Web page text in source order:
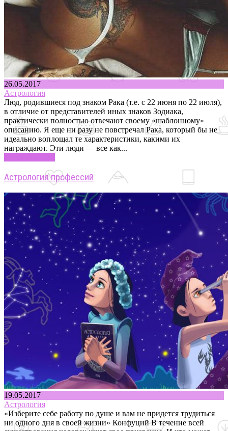
26.05.2017
Астрология
Люд, родившиеся под знаком Рака (т.е. с 22 июня по 22 июля),
в отличие от представителей иных знаков Зодиака,
практически полностью отвечают своему «шаблонному»
описанию. Я еще ни разу не повстречал Рака, который бы не
идеально воплощал те характеристики, какими их
награждают. Эти люди — все как...
Астрология профессий
19.05.2017
Астрология
«Изберите себе работу по душе и вам не придется трудиться
ни одного дня в своей жизни» Конфуций В течение всей